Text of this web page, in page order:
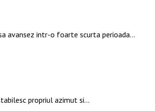
avansez intr-o foarte scurta perioada…
propriul azimut si…